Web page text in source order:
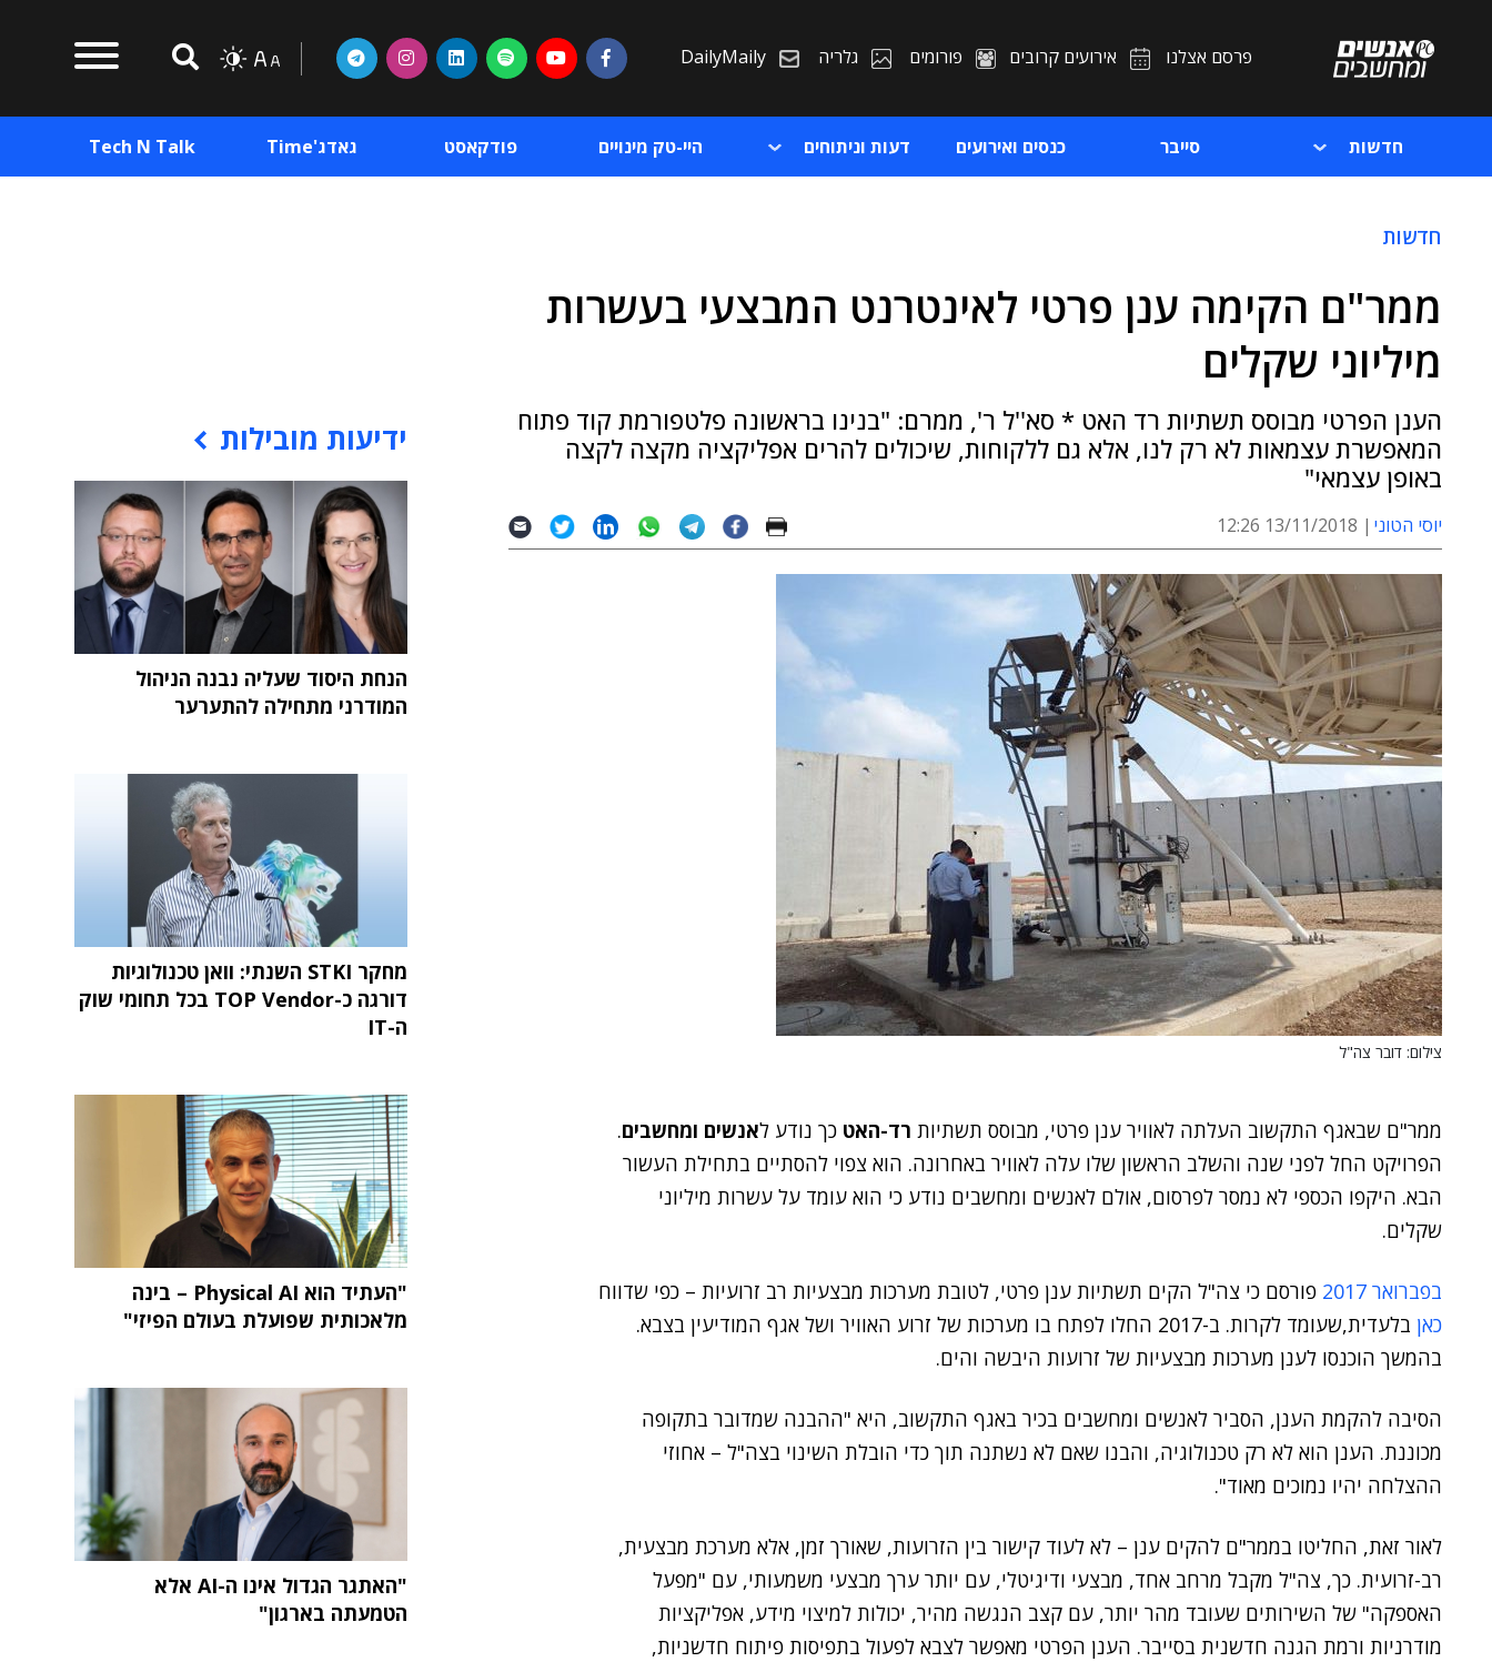
פרסם אצלנו אירועים קרובים פורומים גלריה DailyMaily
חדשות סייבר כנסים ואירועים דעות וניתוחים היי-טק מינויים פודקאסט גאדג'Time Tech N Talk
חדשות
ממר"ם הקימה ענן פרטי לאינטרנט המבצעי בעשרות
מיליוני שקלים
הענן הפרטי מבוסס תשתיות רד האט * סא''ל ר', ממרם: "בנינו בראשונה פלטפורמת קוד פתוח
המאפשרת עצמאות לא רק לנו, אלא גם ללקוחות, שיכולים להרים אפליקציה מקצה לקצה
באופן עצמאי"
יוסי הטוני 13/11/2018 12:26
צילום: דובר צה"ל
ממר"ם שבאגף התקשוב העלתה לאוויר ענן פרטי, מבוסס תשתיות רד-האט כך נודע לאנשים ומחשבים.
הפרויקט החל לפני שנה והשלב הראשון שלו עלה לאוויר באחרונה. הוא צפוי להסתיים בתחילת העשור
הבא. היקפו הכספי לא נמסר לפרסום, אולם לאנשים ומחשבים נודע כי הוא עומד על עשרות מיליוני
שקלים.
בפברואר 2017
פורסם כי צה"ל הקים תשתיות ענן פרטי, לטובת מערכות מבצעיות רב זרועיות – כפי שדווח
כאן
בלעדית,שעומד לקרות. ב-2017 החלו לפתח בו מערכות של זרוע האוויר ושל אגף המודיעין בצבא.
בהמשך הוכנסו לענן מערכות מבצעיות של זרועות היבשה והים.
הסיבה להקמת הענן, הסביר לאנשים ומחשבים בכיר באגף התקשוב, היא "ההבנה שמדובר בתקופה
מכוננת. הענן הוא לא רק טכנולוגיה, והבנו שאם לא נשתנה תוך כדי הובלת השינוי בצה"ל – אחוזי
ההצלחה יהיו נמוכים מאוד".
לאור זאת, החליטו בממר"ם להקים ענן – לא לעוד קישור בין הזרועות, שאורך זמן, אלא מערכת מבצעית,
רב-זרועית. כך, צה"ל מקבל מרחב אחד, מבצעי ודיגיטלי, עם יותר ערך מבצעי משמעותי, עם "מפעל
האספקה" של השירותים שעובד מהר יותר, עם קצב הנגשה מהיר, יכולות למיצוי מידע, אפליקציות
מודרניות ורמת הגנה חדשנית בסייבר. הענן הפרטי מאפשר לצבא לפעול בתפיסות פיתוח חדשניות,
ידיעות מובילות
הנחת היסוד שעליה נבנה הניהול
המודרני מתחילה להתערער
מחקר STKI השנתי: וואן טכנולוגיות
דורגה כ-TOP Vendor בכל תחומי שוק
ה-IT
"העתיד הוא Physical AI – בינה
מלאכותית שפועלת בעולם הפיזי"
"האתגר הגדול אינו ה-AI אלא
הטמעתה בארגון"